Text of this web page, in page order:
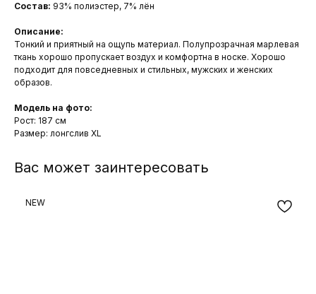
Состав: 93% полиэстер, 7% лён
Описание:
Тонкий и приятный на ощупь материал. Полупрозрачная марлевая
ткань хорошо пропускает воздух и комфортна в носке. Хорошо
подходит для повседневных и стильных, мужских и женских
образов.
Модель на фото:
Рост: 187 см
Размер: лонгслив XL
Вас может заинтересовать
NEW